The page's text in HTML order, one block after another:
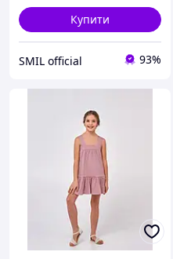
Купити
SMIL official 93%